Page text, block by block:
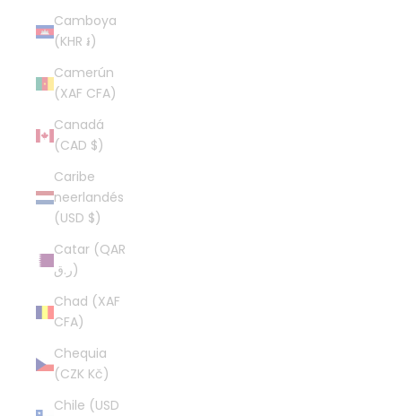
Camboya
(KHR ៛)
Camerún
(XAF CFA)
Canadá
(CAD $)
Caribe
neerlandés
(USD $)
Catar (QAR
ر.ق)
Chad (XAF
CFA)
Chequia
(CZK Kč)
Chile (USD